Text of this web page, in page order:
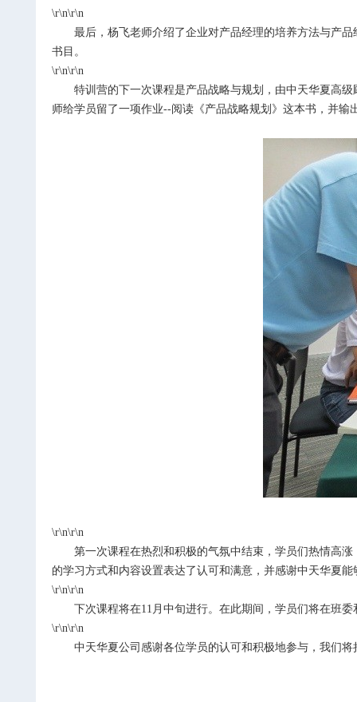
\r\n\r\n
最后，杨飞老师介绍了企业对产品经理的培养方法与产
书目。
\r\n\r\n
特训营的下一次课程是产品战略与规划，由中天华夏高
师给学员留了一项作业--阅读《产品战略规划》这本书，并输
\r\n\r\n
第一次课程在热烈和积极的气氛中结束，学员们热情高
的学习方式和内容设置表达了认可和满意，并感谢中天华夏
\r\n\r\n
下次课程将在11 月中旬进行。在此期间，学员们将在班
\r\n\r\n
中天华夏公司感谢各位学员的认可和积极地参与，我们